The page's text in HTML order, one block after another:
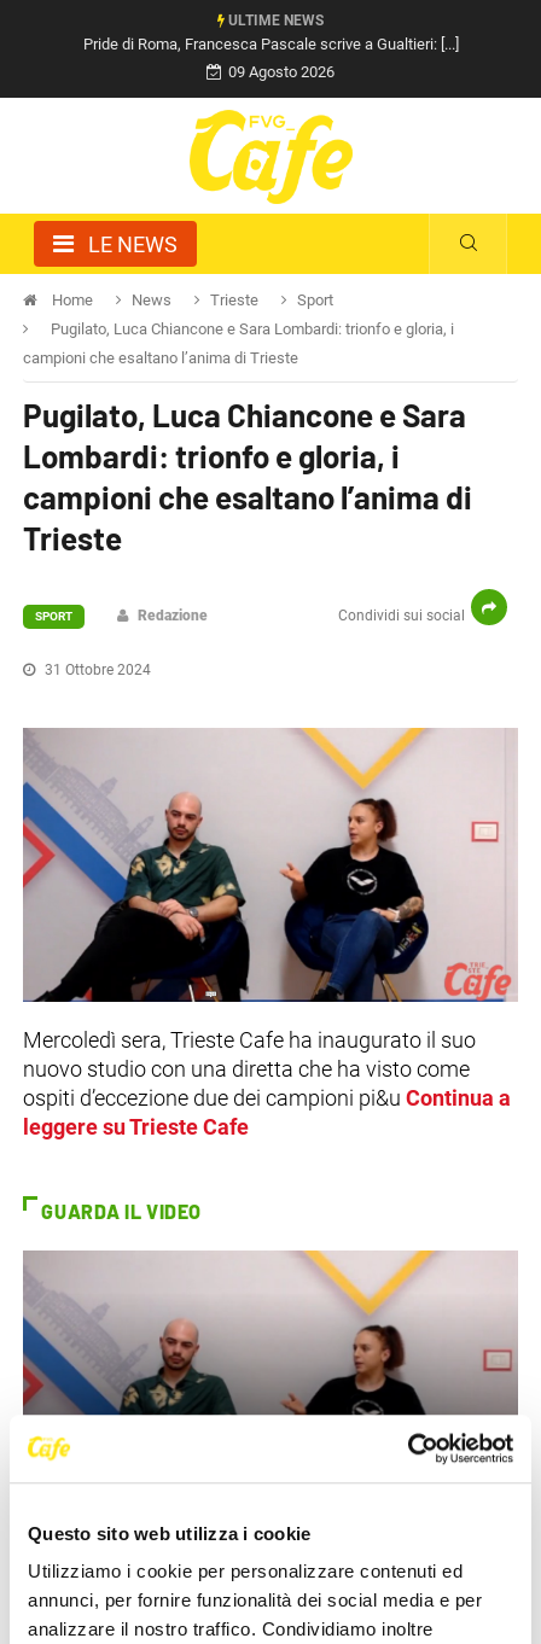
Questo sito web utilizza i cookie
Utilizziamo i cookie per personalizzare contenuti ed
annunci, per fornire funzionalità dei social media e per
analizzare il nostro traffico. Condividiamo inoltre
ULTIME NEWS
Pride di Roma, Francesca Pascale scrive a Gualtieri: [...]
09 Agosto 2026
LE NEWS
Home News Trieste
Sport
Pugilato, Luca Chiancone e Sara Lombardi: trionfo e gloria, i
campioni che esaltano l’anima di Trieste
Pugilato, Luca Chiancone e Sara
Lombardi: trionfo e gloria, i
campioni che esaltano l’anima di
Trieste
Condividi sui social
SPORT Redazione
31 Ottobre 2024
Mercoledì sera, Trieste Cafe ha inaugurato il suo
nuovo studio con una diretta che ha visto come
ospiti d’eccezione due dei campioni pi&u Continua a
leggere su Trieste Cafe
GUARDA IL VIDEO
IL VIDEO